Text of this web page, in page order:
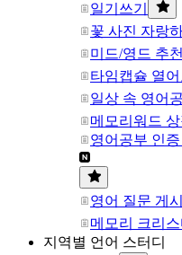
일기쓰기
꽃 사진 자랑하
미드/영드 추
타임캡슐 열어
일상 속 영어
메모리워드
영어공부 인
영어 질문 게
메모리 크리
지역별 언어 스터디